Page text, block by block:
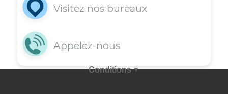
Support 7j/7
Vous avez une question? Obtenez